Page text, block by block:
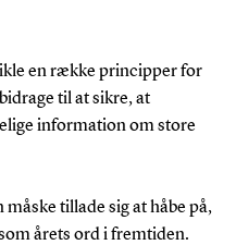
en række principper for
til at sikre, at
information om store
tillade sig at håbe på,
årets ord i fremtiden.